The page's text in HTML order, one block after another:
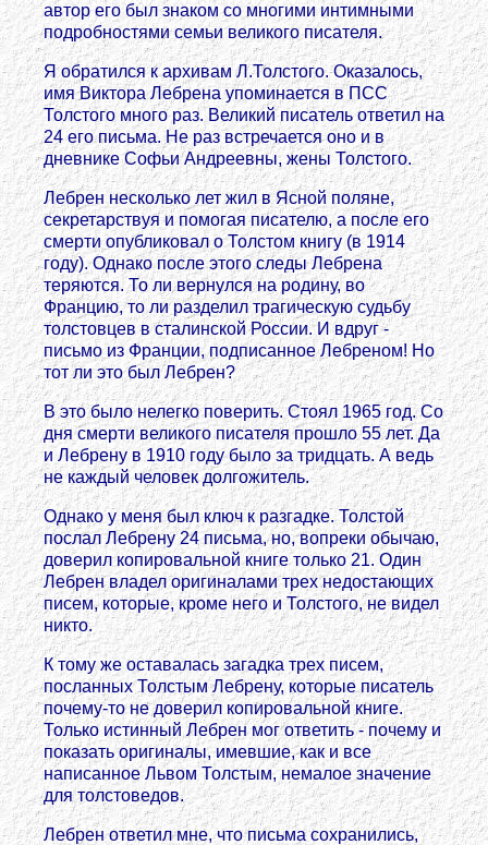
автор его был знаком со многими интимными
подробностями семьи великого писателя.
Я обратился к архивам Л.Толстого. Оказалось,
имя Виктoра Лебрена упоминается в ПСС
Толстого много раз. Великий писатель ответил на
24 его письма. Не раз встречается оно и в
дневнике Софьи Андреевны, жены Толстого.
Лебрен несколько лет жил в Ясной поляне,
секретарствуя и помогая писателю, а после его
смерти опубликовал о Толстом книгу (в 1914
году). Однако после этого следы Лебрена
теряются. То ли вернулся на родину, во
Францию, то ли разделил трагическую судьбу
толстовцев в сталинской России. И вдруг -
письмо из Франции, подписанное Лебреном! Но
тот ли это был Лебрен?
В это было нелегко поверить. Стоял 1965 год. Со
дня смерти великого писателя прошло 55 лет. Да
и Лебрену в 1910 году было за тридцать. А ведь
не каждый человек долгожитель.
Однако у меня был ключ к разгадке. Толстой
послал Лебрену 24 письма, но, вопреки обычаю,
доверил копировальной книге только 21. Один
Лебрен владел оригиналами трех недостающих
писем, которые, кроме него и Толстого, не видел
никто.
К тому же оставалась загадка трех писем,
посланных Толстым Лебрену, которые писатель
почему-то не доверил копировальной книге.
Только истинный Лебрен мог ответить - почему и
показать оригиналы, имевшие, как и все
написанное Львом Толстым, немалое значение
для толстоведов.
Лебрен ответил мне, что письма сохранились,